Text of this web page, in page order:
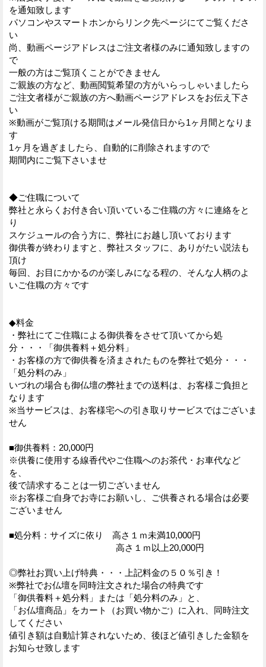
を通知致します
パソコンやスマートホンからリンク先ページにてご覧くださ
い
尚、動画ページアドレスはご注文者様のみに通知致しますの
で
一般の方はご覧頂くことができません
ご親族の方など、動画閲覧希望の方がいらっしゃいましたら
ご注文者様がご親族の方へ動画ページアドレスをお伝え下さ
い
※動画がご覧頂ける期間はメール発信日から1ヶ月間となりま
す
1ヶ月を過ぎましたら、自動的に削除されますので
期間内にご覧下さいませ
◆ご住職について
弊社と永らくお付き合い頂いているご住職の方々に連絡をと
り
スケジュールの合う方に、弊社にお越し頂いております
御供養が終わりますと、弊社スタッフに、ありがたい説法も
頂け
毎回、お目にかかるのが楽しみになる程の、そんな人柄のよ
いご住職の方々です
◆料金
・弊社にてご住職による御供養をさせて頂いてから処
分・・・「御供養料＋処分料」
・お客様の方で御供養を済まされたものを弊社で処分・・・
「処分料のみ」
いづれの場合も御仏壇の弊社までの送料は、お客様ご負担と
なります
※当サービスは、お客様宅への引き取りサービスではございま
せん
■御供養料：20,000円
※供養に使用する線香代やご住職へのお茶代・お車代など
を、
後で請求することは一切ございません
※お客様ご自身でお寺にお願いし、ご供養される場合は必要
ございません
■処分料：サイズに依り 高さ１ｍ未満10,000円
高さ１ｍ以上20,000円
◎弊社お買い上げ特典・・・上記料金の５０％引き！
※弊社でお仏壇を同時注文された場合の特典です
「御供養料＋処分料」または「処分料のみ」と、
「お仏壇商品」をカート（お買い物かご）に入れ、同時注文
してください
値引き額は自動計算されないため、後ほど値引きした金額を
お知らせ致します